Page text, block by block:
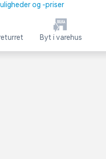
og -priser
Byt i varehus